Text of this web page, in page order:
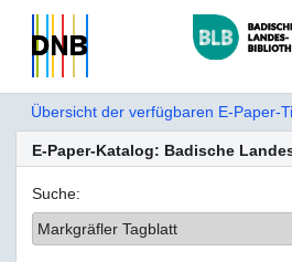
Übersicht der verfügbaren E-Paper-
E-Paper-Katalog: Badische
Suche:
Markgräfler Tagblatt